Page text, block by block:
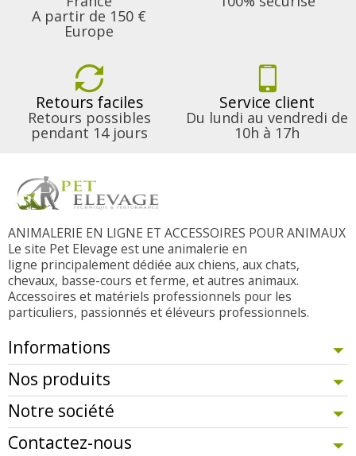
A partir de 150 €
Europe
Retours faciles
Retours possibles
pendant 14 jours
Service client
Du lundi au vendredi de
10h à 17h
ANIMALERIE EN LIGNE ET ACCESSOIRES POUR ANIMAUX
Le site Pet Elevage est une animalerie en
ligne principalement dédiée aux chiens, aux chats,
chevaux, basse-cours et ferme, et autres animaux.
Accessoires et matériels professionnels pour les
particuliers, passionnés et éléveurs professionnels.
Informations
Nos produits
Notre société
Contactez-nous